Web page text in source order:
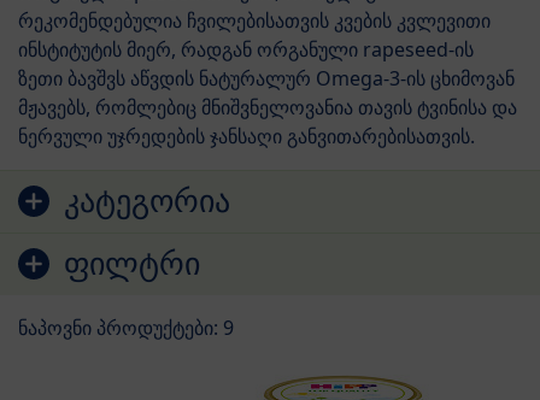
გადასვლა პროდუქტების სიაზე
კატეგორია
ფილტრი
რეკომენდებულია ჩვილებისათვის კვების კვლევითი
ინსტიტუტის მიერ, რადგან ორგანული rapeseed-ის
ზეთი ბავშვს აწვდის ნატურალურ Omega-3-ის ცხიმოვან
მჟავებს, რომლებიც მნიშვნელოვანია თავის ტვინისა და
ნერვული უჯრედების ჯანსაღი განვითარებისათვის.
ნაპოვნი პროდუქტები: 9